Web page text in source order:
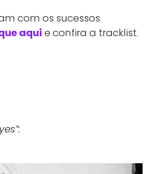
com os sucessos
aqui e confira a tracklist.